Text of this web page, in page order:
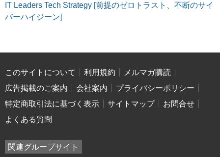
IT Leaders Tech Strategy [前提のゼロトラスト、不断のサイ
バーハイジーン]
このサイトについて 利用規約
メルマガ購読
広告掲載のご案内
会社案内
プライバシーポリシー
特定商取引法に基づく表示
サイトマップ
お問合せ
よくある質問
関連グループサイト